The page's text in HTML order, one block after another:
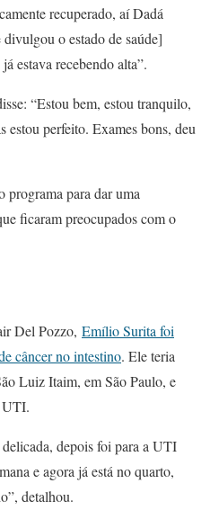
recuperado, aí Dadá
o estado de saúde]
estava recebendo alta”.
“Estou bem, estou tranquilo,
estou perfeito. Exames bons, deu
programa para dar uma
ficaram preocupados com o
Del Pozzo, Emílio Surita foi
câncer no intestino. Ele teria
Luiz Itaim, em São Paulo, e
UTI.
depois foi para a UTI
e agora já está no quarto,
detalhou.